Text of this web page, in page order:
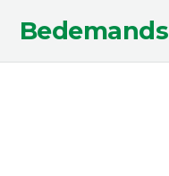
Bedemands